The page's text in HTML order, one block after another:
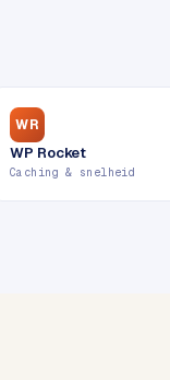
WR
WP Rocket
Caching & snelheid